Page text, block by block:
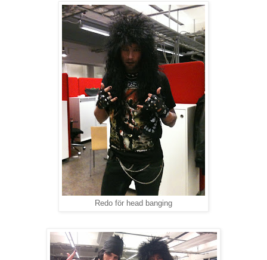
Redo för head banging